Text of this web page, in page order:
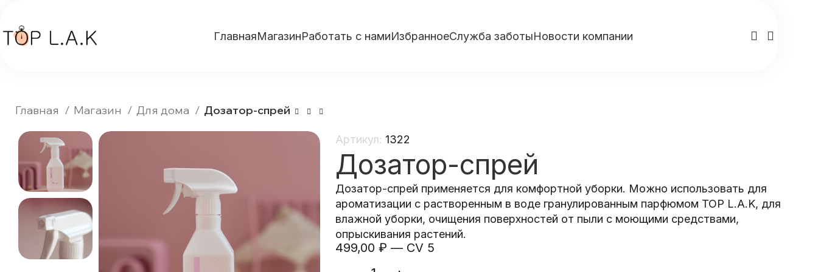
ГлавнаяМагазинРаботать с намиИзбранноеСлужба заботыНовости компании
Главная Магазин Для дома Дозатор-спрей
Артикул: 1322
Дозатор-спрей
Дозатор-спрей применяется для комфортной уборки. Можно использовать для
ароматизации с растворенным в воде гранулированным парфюмом TOP L.A.K, для
влажной уборки, очищения поверхностей от пыли с моющими средствами,
опрыскивания растений.
499,00 ₽ — CV 5